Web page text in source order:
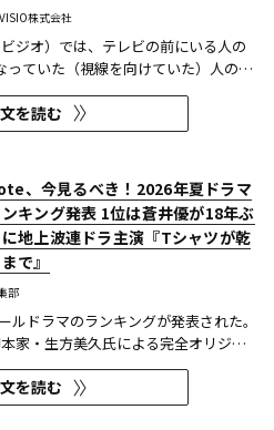
株式会社
ビジオ）では、テレビの前にいる人の
ていた（視線を向けていた）人の割
個人全体」ならびにREVISIOで定義
歳）」のテレビ番組ランキングを公開
を読む
、今見るべき！2026年夏ドラマ
キング発表 1位は蒼井優が18年ぶ
に地上波連ドラ主演『Tシャツが乾
で』
部
ドラマのランキングが発表された。
家・生方美久氏による完全オリジナ
上波連続ドラマの主演を務めた『Tシ
ス人間』
九条の大罪』に続き、2クール...
を読む